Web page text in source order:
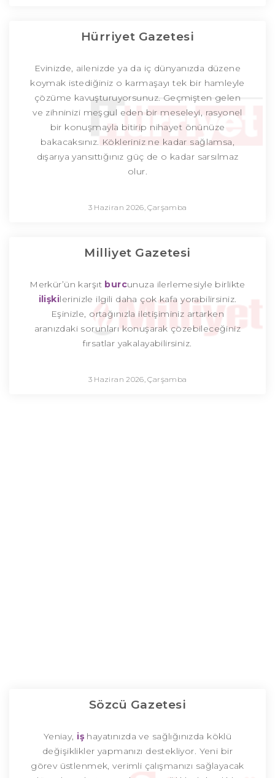
Hürriyet Gazetesi
Evinizde, ailenizde ya da iç dünyanızda düzene
koymak istediğiniz o karmaşayı tek bir hamleyle
çözüme kavuşturuyorsunuz. Geçmişten gelen
ve zihninizi meşgul eden bir meseleyi, rasyonel
bir konuşmayla bitirip nihayet önünüze
bakacaksınız. Kökleriniz ne kadar sağlamsa,
dışarıya yansıttığınız güç de o kadar sarsılmaz
olur.
3 Haziran 2026, Çarşamba
Milliyet Gazetesi
Merkür’ün karşıt burcunuza ilerlemesiyle birlikte
ilişkilerinizle ilgili daha çok kafa yorabilirsiniz.
Eşinizle, ortağınızla iletişiminiz artarken
aranızdaki sorunları konuşarak çözebileceğiniz
fırsatlar yakalayabilirsiniz.
3 Haziran 2026, Çarşamba
Sözcü Gazetesi
Yeniay, iş hayatınızda ve sağlığınızda köklü
değişiklikler yapmanızı destekliyor. Yeni bir
görev üstlenmek, verimli çalışmanızı sağlayacak